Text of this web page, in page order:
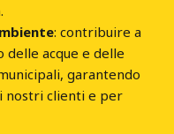
: contribuire a
acque e delle
garantendo
nostri clienti e per